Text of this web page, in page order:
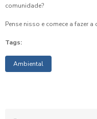
comunidade?
Pense nisso e comece a fazer
Tags:
Ambiental